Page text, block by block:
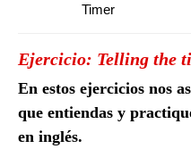
Timer
Ejercicio: Telling the
En estos ejercicios nos
que entiendas y
en inglés.